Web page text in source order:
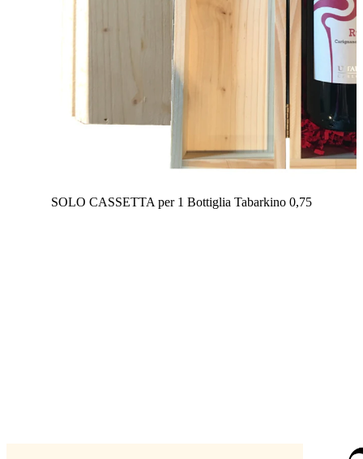
SOLO CASSETTA per 1 Bottiglia Tabarkino 0,75